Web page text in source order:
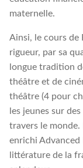
maternelle.
Ainsi, le cours de
rigueur, par sa
longue tradition
théâtre et de
théâtre (4 pour
les jeunes sur
travers le monde.
enrichi Advanced
littérature de la